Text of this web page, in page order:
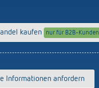
kaufen nur für B2B-Kunden
Informationen anfordern